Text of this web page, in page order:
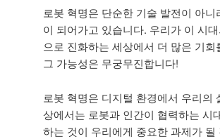
로봇 혁명은 단순한 기술 발전이 아
이 되어가고 있습니다. 우리가 이 시
으로 진화하는 세상에서 더 많은 기
그 가능성은 무궁무진합니다!
로봇 혁명은 디지털 환경에서 우리의
상에서는 로봇과 인간이 협력하는 시
하는 것이 우리에게 중요한 과제가 될